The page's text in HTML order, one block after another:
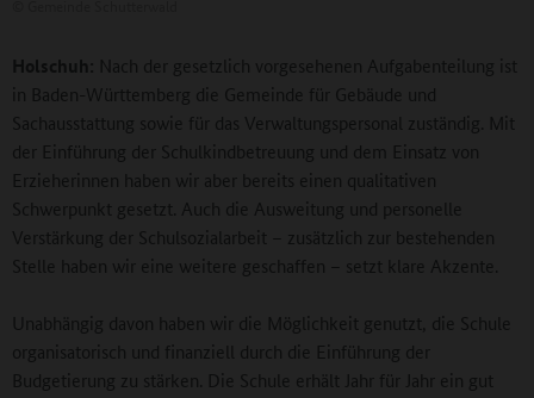
Holschuh: Nach der gesetzlich vorgesehenen Aufgabenteilung ist
in Baden-Württemberg die Gemeinde für Gebäude und
Sachausstattung sowie für das Verwaltungspersonal zuständig. Mit
der Einführung der Schulkindbetreuung und dem Einsatz von
Erzieherinnen haben wir aber bereits einen qualitativen
Schwerpunkt gesetzt. Auch die Ausweitung und personelle
Verstärkung der Schulsozialarbeit – zusätzlich zur bestehenden
Stelle haben wir eine weitere geschaffen – setzt klare Akzente.
Unabhängig davon haben wir die Möglichkeit genutzt, die Schule
organisatorisch und finanziell durch die Einführung der
Budgetierung zu stärken. Die Schule erhält Jahr für Jahr ein gut